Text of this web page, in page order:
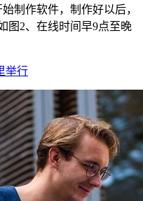
制作软件，制作好以后，
图2、在线时间早9点至晚
举行